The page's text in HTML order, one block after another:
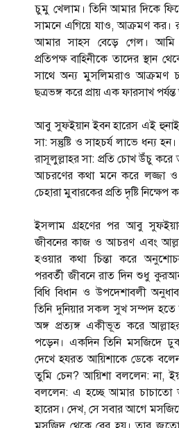
চুমু খেলাম। তিনি আমার দিকে
সামনে এগিয়ে যাও, আক্রমণ
আমার সাহস বেড়ে গেল। আমি
প্রতিপক্ষ বাহিনীকে তাদের স্থান
সাথে অন্য মুসলিমরাও আক্রমণ
ছত্রভঙ্গ করে প্রায় এক ফারসাখ
আবু সুফইয়ান ইবন হারেস এই
সা: সন্তুষ্টি ও সাহচর্য লাভে ধন্য
রাসূলুল্লাহর সা: প্রতি চোখ উঁচু করে
আচরণের কথা মনে করে লজ্জা
চেহারা মুবারকের প্রতি দৃষ্টি
ইসলাম গ্রহণের পর আবু
জীবনের কাজ ও আচরণ এবং
হওয়ার কথা চিন্তা করে
পরবর্তী জীবনে রাত দিন শুধু
বিধি বিধান ও উপদেশাবলী
তিনি দুনিয়ার সকল সুখ সম্পদ
অঙ্গ প্রত্যঙ্গ একীভূত করে
পড়েন। একদিন তিনি মসজিদে
দেখে হযরত আয়িশাকে ডেকে
তুমি চেন? আয়িশা বললেন: না,
বললেন: এ হচ্ছে আমার
হারেস। দেখ, সে সবার আগে